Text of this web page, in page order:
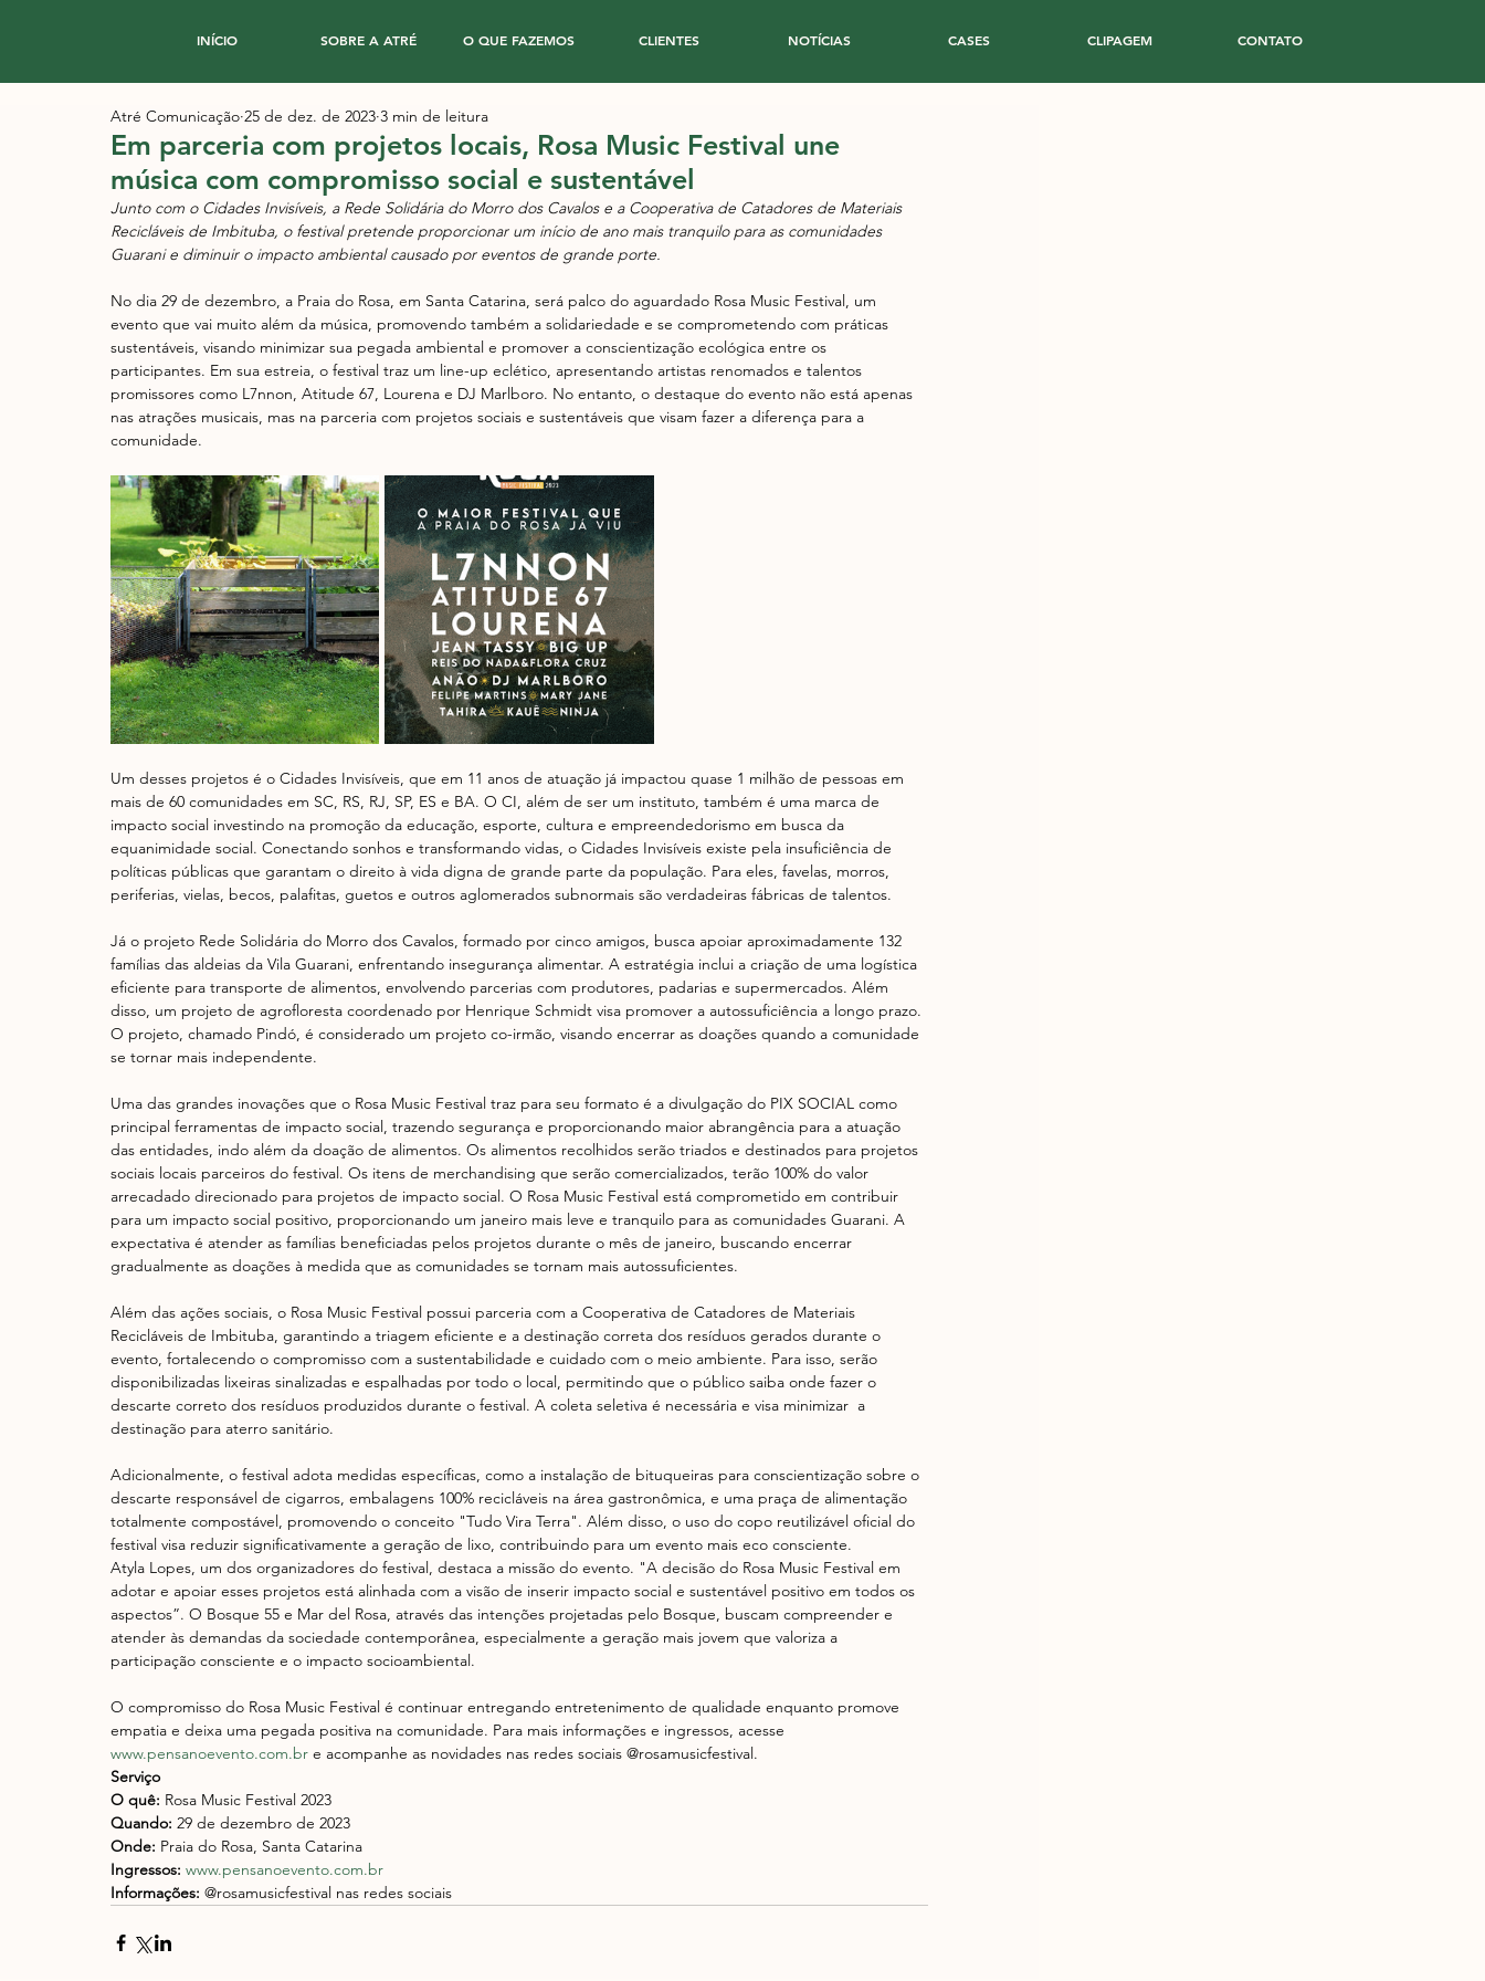
INÍCIO SOBRE A ATRÉ O QUE FAZEMOS CLIENTES NOTÍCIAS CASES CLIPAGEM CONTATO
Em parceria com projetos locais, Rosa Music Festival une
música com compromisso social e sustentável
Atré Comunicação 25 de dez. de 2023 3 min de leitura
Junto com o Cidades Invisíveis, a Rede Solidária do Morro dos Cavalos e a Cooperativa de Catadores de Materiais
Recicláveis de Imbituba, o festival pretende proporcionar um início de ano mais tranquilo para as comunidades
Guarani e diminuir o impacto ambiental causado por eventos de grande porte.
No dia 29 de dezembro, a Praia do Rosa, em Santa Catarina, será palco do aguardado Rosa Music Festival, um
evento que vai muito além da música, promovendo também a solidariedade e se comprometendo com práticas
sustentáveis, visando minimizar sua pegada ambiental e promover a conscientização ecológica entre os
participantes. Em sua estreia, o festival traz um line-up eclético, apresentando artistas renomados e talentos
promissores como L7nnon, Atitude 67, Lourena e DJ Marlboro. No entanto, o destaque do evento não está apenas
nas atrações musicais, mas na parceria com projetos sociais e sustentáveis que visam fazer a diferença para a
comunidade.
Um desses projetos é o Cidades Invisíveis, que em 11 anos de atuação já impactou quase 1 milhão de pessoas em
mais de 60 comunidades em SC, RS, RJ, SP, ES e BA. O CI, além de ser um instituto, também é uma marca de
impacto social investindo na promoção da educação, esporte, cultura e empreendedorismo em busca da
equanimidade social. Conectando sonhos e transformando vidas, o Cidades Invisíveis existe pela insuficiência de
políticas públicas que garantam o direito à vida digna de grande parte da população. Para eles, favelas, morros,
periferias, vielas, becos, palafitas, guetos e outros aglomerados subnormais são verdadeiras fábricas de talentos.
Já o projeto Rede Solidária do Morro dos Cavalos, formado por cinco amigos, busca apoiar aproximadamente 132
famílias das aldeias da Vila Guarani, enfrentando insegurança alimentar. A estratégia inclui a criação de uma logística
eficiente para transporte de alimentos, envolvendo parcerias com produtores, padarias e supermercados. Além
disso, um projeto de agrofloresta coordenado por Henrique Schmidt visa promover a autossuficiência a longo prazo.
O projeto, chamado Pindó, é considerado um projeto co-irmão, visando encerrar as doações quando a comunidade
se tornar mais independente.
Uma das grandes inovações que o Rosa Music Festival traz para seu formato é a divulgação do PIX SOCIAL como
principal ferramentas de impacto social, trazendo segurança e proporcionando maior abrangência para a atuação
das entidades, indo além da doação de alimentos. Os alimentos recolhidos serão triados e destinados para projetos
sociais locais parceiros do festival. Os itens de merchandising que serão comercializados, terão 100% do valor
arrecadado direcionado para projetos de impacto social. O Rosa Music Festival está comprometido em contribuir
para um impacto social positivo, proporcionando um janeiro mais leve e tranquilo para as comunidades Guarani. A
expectativa é atender as famílias beneficiadas pelos projetos durante o mês de janeiro, buscando encerrar
gradualmente as doações à medida que as comunidades se tornam mais autossuficientes.
Além das ações sociais, o Rosa Music Festival possui parceria com a Cooperativa de Catadores de Materiais
Recicláveis de Imbituba, garantindo a triagem eficiente e a destinação correta dos resíduos gerados durante o
evento, fortalecendo o compromisso com a sustentabilidade e cuidado com o meio ambiente. Para isso, serão
disponibilizadas lixeiras sinalizadas e espalhadas por todo o local, permitindo que o público saiba onde fazer o
descarte correto dos resíduos produzidos durante o festival. A coleta seletiva é necessária e visa minimizar  a
destinação para aterro sanitário.
Adicionalmente, o festival adota medidas específicas, como a instalação de bituqueiras para conscientização sobre o
descarte responsável de cigarros, embalagens 100% recicláveis na área gastronômica, e uma praça de alimentação
totalmente compostável, promovendo o conceito "Tudo Vira Terra". Além disso, o uso do copo reutilizável oficial do
festival visa reduzir significativamente a geração de lixo, contribuindo para um evento mais eco consciente.
Atyla Lopes, um dos organizadores do festival, destaca a missão do evento. "A decisão do Rosa Music Festival em
adotar e apoiar esses projetos está alinhada com a visão de inserir impacto social e sustentável positivo em todos os
aspectos”. O Bosque 55 e Mar del Rosa, através das intenções projetadas pelo Bosque, buscam compreender e
atender às demandas da sociedade contemporânea, especialmente a geração mais jovem que valoriza a
participação consciente e o impacto socioambiental.
O compromisso do Rosa Music Festival é continuar entregando entretenimento de qualidade enquanto promove
empatia e deixa uma pegada positiva na comunidade. Para mais informações e ingressos, acesse
www.pensanoevento.com.br e acompanhe as novidades nas redes sociais @rosamusicfestival.
Serviço
O quê: Rosa Music Festival 2023
Quando: 29 de dezembro de 2023
Onde: Praia do Rosa, Santa Catarina
Ingressos: www.pensanoevento.com.br
Informações: @rosamusicfestival nas redes sociais